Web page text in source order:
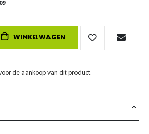
WINKELWAGEN
de aankoop van dit product.